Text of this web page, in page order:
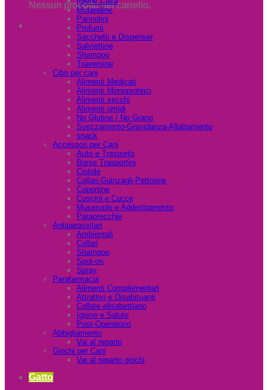
Nessun prodotto nel carrello.
Mutandine
Pannolini
Profumi
Sacchetti e Dispenser
Salviettine
Shampoo
Traversine
Cibo per cani
Alimenti Medicati
Alimenti Monoproteici
Alimenti secchi
Alimenti umidi
No Glutine / No Grano
Svezzamento-Gravidanza-Allattamento
snack
Accessori per Cani
Auto e Trasporto
Borse Trasportini
Ciotole
Collari-Guinzagli-Pettorine
Copertine
Cuscini e Cucce
Museruole e Addestramento
Paraorecchie
Antiparassitari
Ambientali
Collari
Shampoo
Spot-on
Spray
Parafarmacia
Alimenti Complementari
Attrattivi e Disabituanti
Collare elisabettiano
Igiene e Salute
Post-Operatorio
Abbigliamento
Vai al reparto
Giochi per Cani
Vai al reparto giochi
Gatto